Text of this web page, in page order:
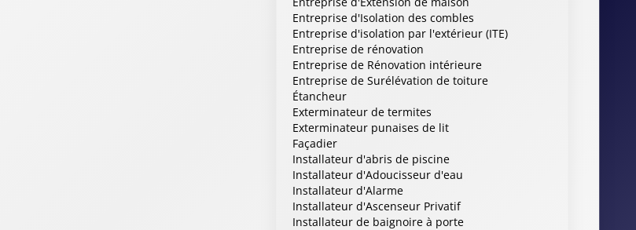
Entreprise d'Isolation des combles
Entreprise d'isolation par l'extérieur (ITE)
Entreprise de rénovation
Entreprise de Rénovation intérieure
Entreprise de Surélévation de toiture
Étancheur
Exterminateur de termites
Exterminateur punaises de lit
Façadier
Installateur d'abris de piscine
Installateur d'Adoucisseur d'eau
Installateur d'Alarme
Installateur d'Ascenseur Privatif
Installateur de baignoire à porte